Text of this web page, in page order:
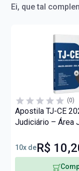
Ei, que tal
(0)
Apostila TJ-CE
Judiciário – Área
10x deR$